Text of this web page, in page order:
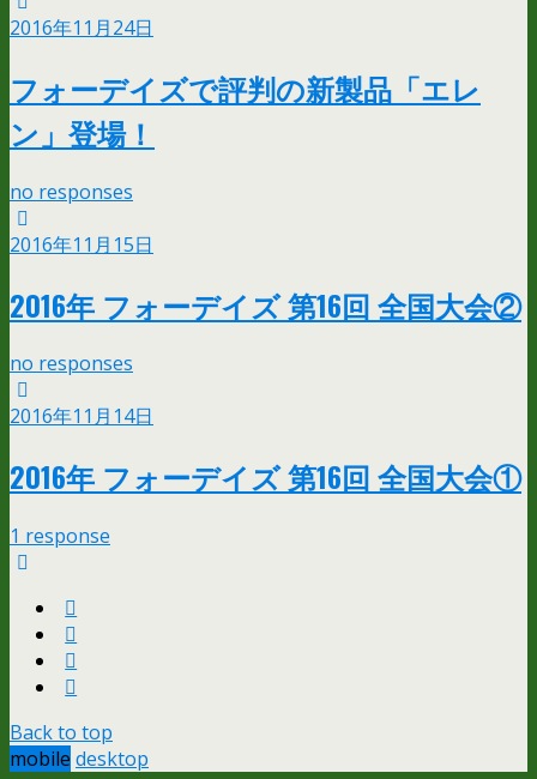
2016年11月24日
フォーデイズで評判の新製品「エレ
ン」登場！
no responses
2016年11月15日
2016年 フォーデイズ 第16回 全国大会②
no responses
2016年11月14日
2016年 フォーデイズ 第16回 全国大会①
1 response
Back to top
mobile desktop